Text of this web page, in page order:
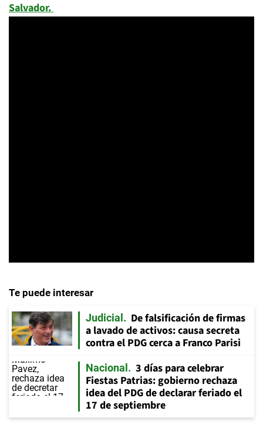
Salvador.
Te puede interesar
Judicial
De falsificación de firmas
a lavado de activos: causa secreta
contra el PDG cerca a Franco Parisi
Nacional
3 días para celebrar
Fiestas Patrias: gobierno rechaza
idea del PDG de declarar feriado el
17 de septiembre